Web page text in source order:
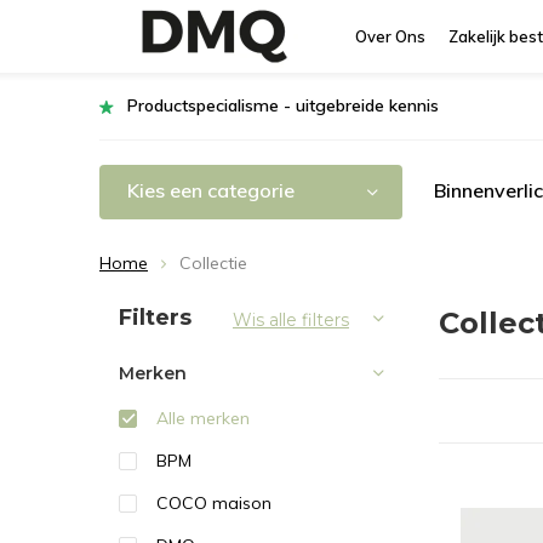
Over Ons Zakelijk
Productspecialisme - uitgebreide kennis
Kies een categorie
Home Collectie
Sorteren op:
Filters Wis alle filters
Merken
Alle merken
BPM
COCO maison